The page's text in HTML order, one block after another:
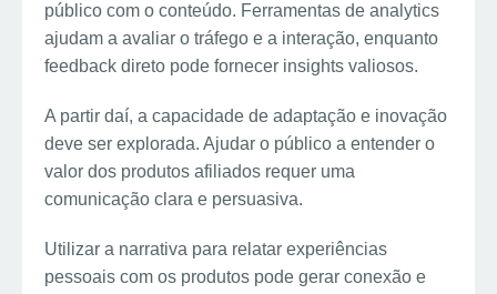
público com o conteúdo. Ferramentas de analytics
ajudam a avaliar o tráfego e a interação, enquanto
feedback direto pode fornecer insights valiosos.
A partir daí, a capacidade de adaptação e inovação
deve ser explorada. Ajudar o público a entender o
valor dos produtos afiliados requer uma
comunicação clara e persuasiva.
Utilizar a narrativa para relatar experiências
pessoais com os produtos pode gerar conexão e